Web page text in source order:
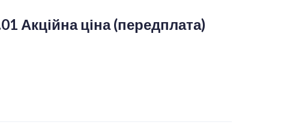
Акційна ціна (передплата)